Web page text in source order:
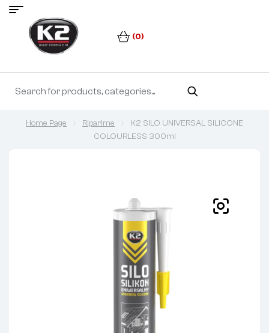
(0)
Home Page Riparime
K2 SILO UNIVERSAL SILICONE
COLOURLESS 300ml